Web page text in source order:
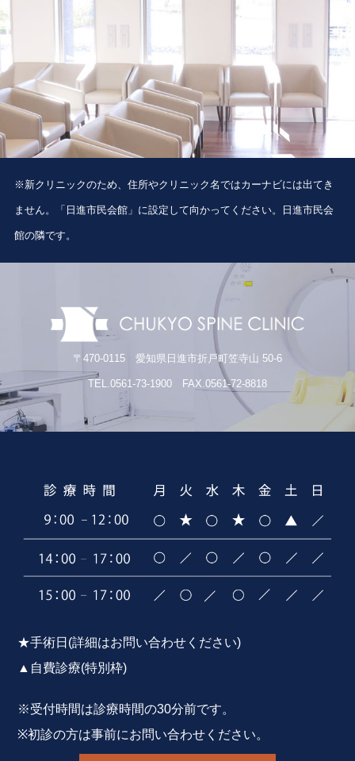
※新クリニックのため、住所やクリニック名ではカーナビには出てき
ません。「日進市民会館」に設定して向かってください。日進市民会
館の隣です。
〒470-0115 愛知県日進市折戸町笠寺山 50-6
TEL.0561-73-1900 FAX.0561-72-8818
★手術日(詳細はお問い合わせください)
▲自費診療(特別枠)
※受付時間は診療時間の30分前です。
※初診の方は事前にお問い合わせください。